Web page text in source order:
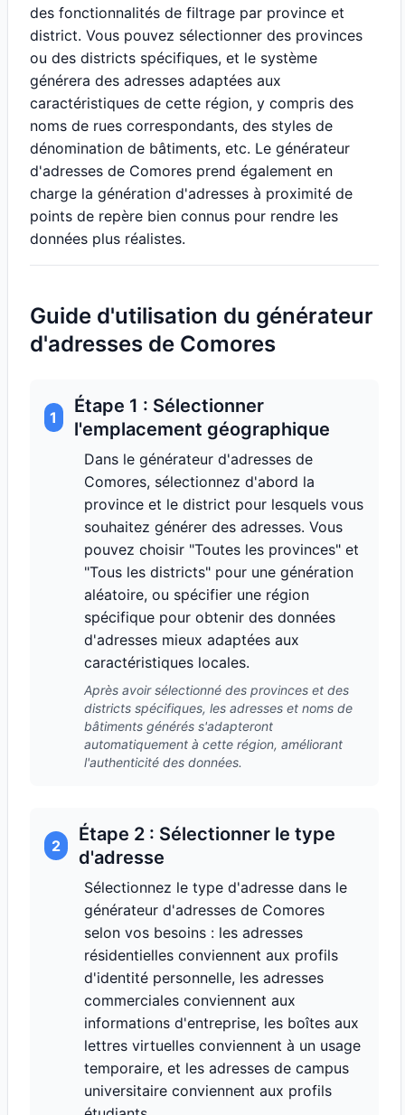
des fonctionnalités de filtrage par province et
district. Vous pouvez sélectionner des provinces
ou des districts spécifiques, et le système
générera des adresses adaptées aux
caractéristiques de cette région, y compris des
noms de rues correspondants, des styles de
dénomination de bâtiments, etc. Le générateur
d'adresses de Comores prend également en
charge la génération d'adresses à proximité de
points de repère bien connus pour rendre les
données plus réalistes.
Guide d'utilisation du générateur
d'adresses de Comores
1
Étape 1 : Sélectionner
l'emplacement géographique
Dans le générateur d'adresses de
Comores, sélectionnez d'abord la
province et le district pour lesquels vous
souhaitez générer des adresses. Vous
pouvez choisir "Toutes les provinces" et
"Tous les districts" pour une génération
aléatoire, ou spécifier une région
spécifique pour obtenir des données
d'adresses mieux adaptées aux
caractéristiques locales.
Après avoir sélectionné des provinces et des
districts spécifiques, les adresses et noms de
bâtiments générés s'adapteront
automatiquement à cette région, améliorant
l'authenticité des données.
2
Étape 2 : Sélectionner le type
d'adresse
Sélectionnez le type d'adresse dans le
générateur d'adresses de Comores
selon vos besoins : les adresses
résidentielles conviennent aux profils
d'identité personnelle, les adresses
commerciales conviennent aux
informations d'entreprise, les boîtes aux
lettres virtuelles conviennent à un usage
temporaire, et les adresses de campus
universitaire conviennent aux profils